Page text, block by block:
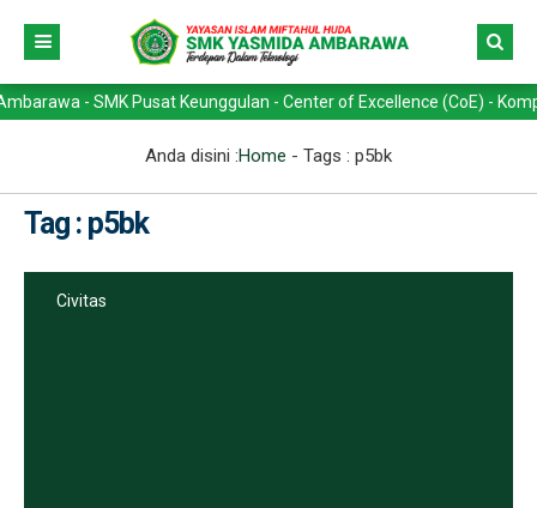
- SMK Pusat Keunggulan - Center of Excellence (CoE) -
Anda disini :Home - Tags : p5bk
Tag : p5bk
Civitas